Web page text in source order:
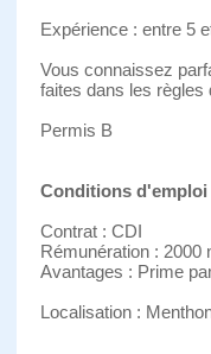
Expérience : entre 5
Vous connaissez
faites dans les règles
Permis B
Conditions d'emploi
Contrat : CDI
Rémunération : 2000
Avantages : Prime
Localisation :